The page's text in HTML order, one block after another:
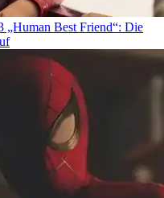
„Human Best Friend“: Die